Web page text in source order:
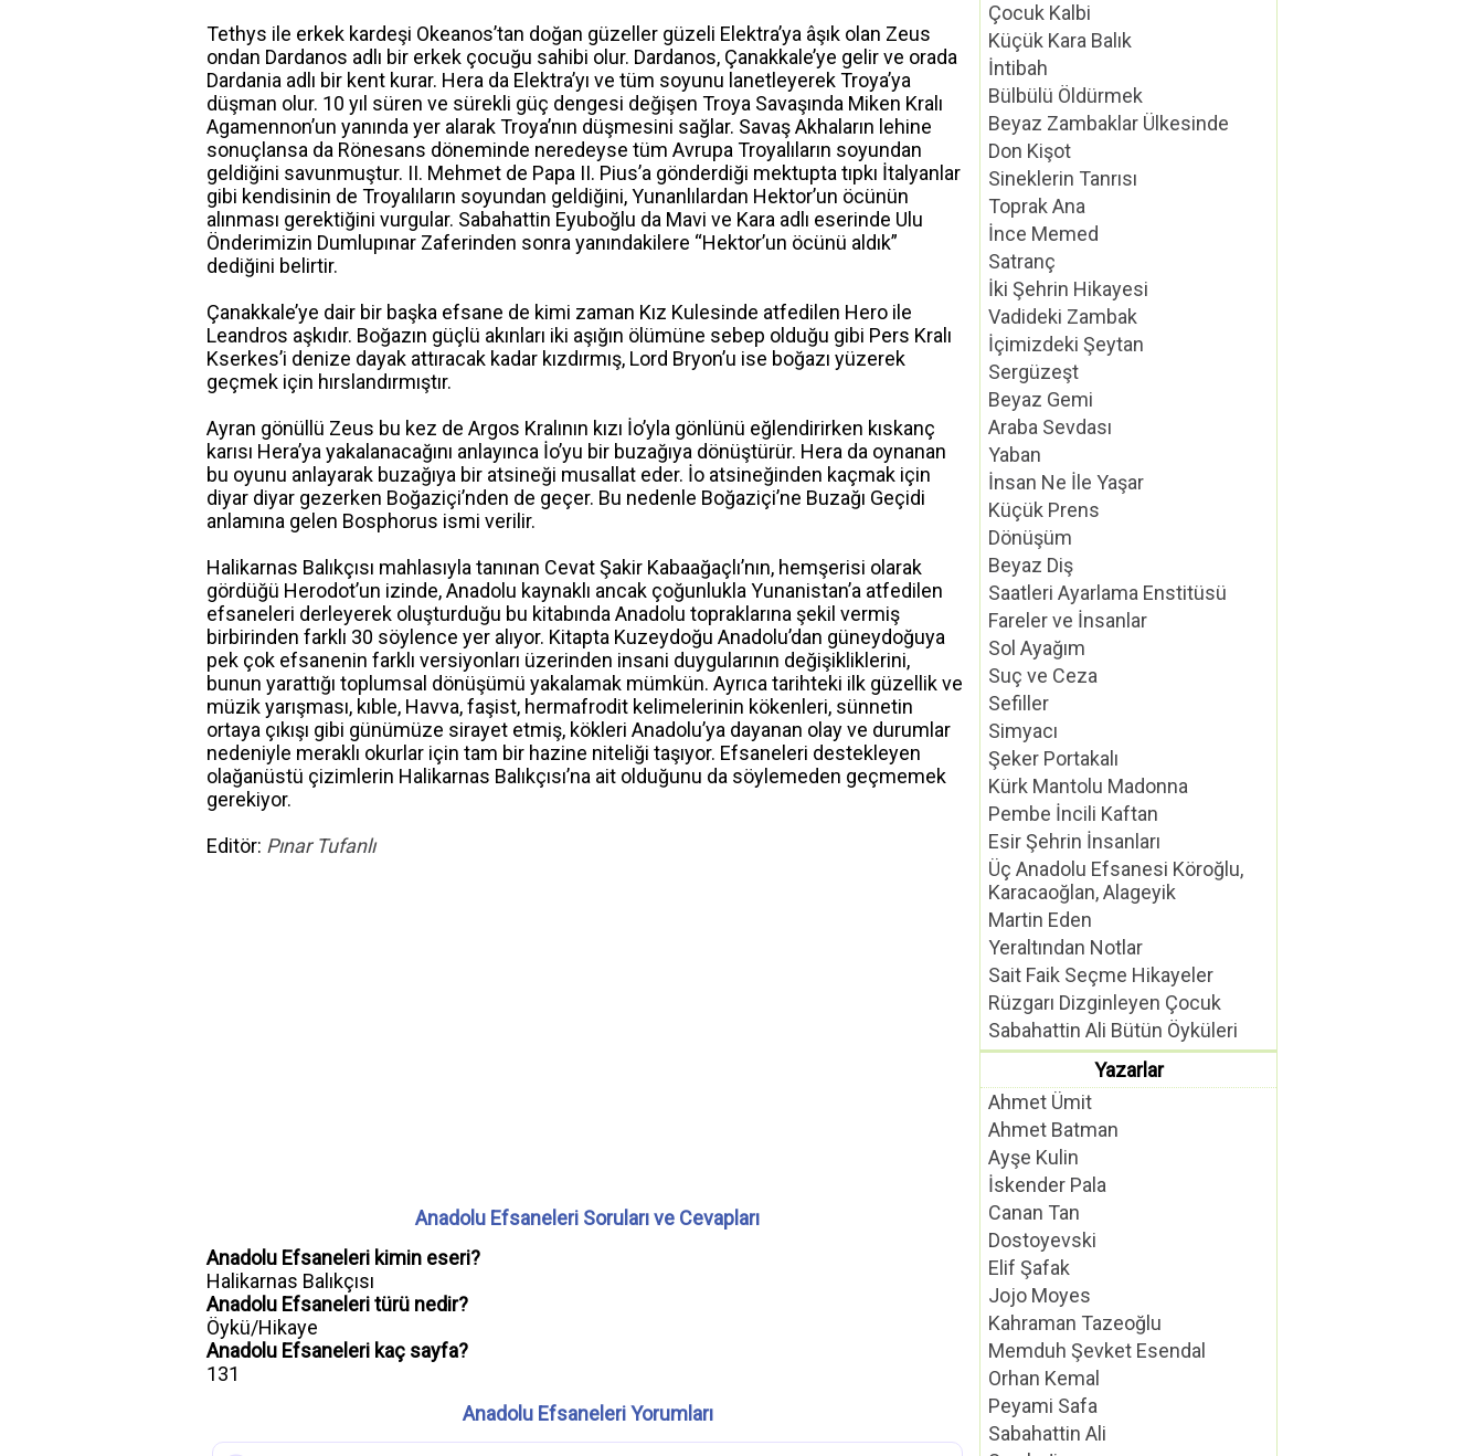
Tethys ile erkek kardeşi Okeanos’tan doğan güzeller güzeli Elektra’ya âşık olan Zeus
ondan Dardanos adlı bir erkek çocuğu sahibi olur. Dardanos, Çanakkale’ye gelir ve orada
Dardania adlı bir kent kurar. Hera da Elektra’yı ve tüm soyunu lanetleyerek Troya’ya
düşman olur. 10 yıl süren ve sürekli güç dengesi değişen Troya Savaşında Miken Kralı
Agamennon’un yanında yer alarak Troya’nın düşmesini sağlar. Savaş Akhaların lehine
sonuçlansa da Rönesans döneminde neredeyse tüm Avrupa Troyalıların soyundan
geldiğini savunmuştur. II. Mehmet de Papa II. Pius’a gönderdiği mektupta tıpkı İtalyanlar
gibi kendisinin de Troyalıların soyundan geldiğini, Yunanlılardan Hektor’un öcünün
alınması gerektiğini vurgular. Sabahattin Eyuboğlu da Mavi ve Kara adlı eserinde Ulu
Önderimizin Dumlupınar Zaferinden sonra yanındakilere “Hektor’un öcünü aldık”
dediğini belirtir.
Çanakkale’ye dair bir başka efsane de kimi zaman Kız Kulesinde atfedilen Hero ile
Leandros aşkıdır. Boğazın güçlü akınları iki aşığın ölümüne sebep olduğu gibi Pers Kralı
Kserkes’i denize dayak attıracak kadar kızdırmış, Lord Bryon’u ise boğazı yüzerek
geçmek için hırslandırmıştır.
Ayran gönüllü Zeus bu kez de Argos Kralının kızı İo’yla gönlünü eğlendirirken kıskanç
karısı Hera’ya yakalanacağını anlayınca İo’yu bir buzağıya dönüştürür. Hera da oynanan
bu oyunu anlayarak buzağıya bir atsineği musallat eder. İo atsineğinden kaçmak için
diyar diyar gezerken Boğaziçi’nden de geçer. Bu nedenle Boğaziçi’ne Buzağı Geçidi
anlamına gelen Bosphorus ismi verilir.
Halikarnas Balıkçısı mahlasıyla tanınan Cevat Şakir Kabaağaçlı’nın, hemşerisi olarak
gördüğü Herodot’un izinde, Anadolu kaynaklı ancak çoğunlukla Yunanistan’a atfedilen
efsaneleri derleyerek oluşturduğu bu kitabında Anadolu topraklarına şekil vermiş
birbirinden farklı 30 söylence yer alıyor. Kitapta Kuzeydoğu Anadolu’dan güneydoğuya
pek çok efsanenin farklı versiyonları üzerinden insani duygularının değişikliklerini,
bunun yarattığı toplumsal dönüşümü yakalamak mümkün. Ayrıca tarihteki ilk güzellik ve
müzik yarışması, kıble, Havva, faşist, hermafrodit kelimelerinin kökenleri, sünnetin
ortaya çıkışı gibi günümüze sirayet etmiş, kökleri Anadolu’ya dayanan olay ve durumlar
nedeniyle meraklı okurlar için tam bir hazine niteliği taşıyor. Efsaneleri destekleyen
olağanüstü çizimlerin Halikarnas Balıkçısı’na ait olduğunu da söylemeden geçmemek
gerekiyor.
Editör: Pınar Tufanlı
Anadolu Efsaneleri Soruları ve Cevapları
Anadolu Efsaneleri kimin eseri?
Halikarnas Balıkçısı
Anadolu Efsaneleri türü nedir?
Öykü/Hikaye
Anadolu Efsaneleri kaç sayfa?
131
Anadolu Efsaneleri Yorumları
Çocuk Kalbi
Küçük Kara Balık
İntibah
Bülbülü Öldürmek
Beyaz Zambaklar Ülkesinde
Don Kişot
Sineklerin Tanrısı
Toprak Ana
İnce Memed
Satranç
İki Şehrin Hikayesi
Vadideki Zambak
İçimizdeki Şeytan
Sergüzeşt
Beyaz Gemi
Araba Sevdası
Yaban
İnsan Ne İle Yaşar
Küçük Prens
Dönüşüm
Beyaz Diş
Saatleri Ayarlama Enstitüsü
Fareler ve İnsanlar
Sol Ayağım
Suç ve Ceza
Sefiller
Simyacı
Şeker Portakalı
Kürk Mantolu Madonna
Pembe İncili Kaftan
Esir Şehrin İnsanları
Üç Anadolu Efsanesi Köroğlu,
Karacaoğlan, Alageyik
Martin Eden
Yeraltından Notlar
Sait Faik Seçme Hikayeler
Rüzgarı Dizginleyen Çocuk
Sabahattin Ali Bütün Öyküleri
Yazarlar
Ahmet Ümit
Ahmet Batman
Ayşe Kulin
İskender Pala
Canan Tan
Dostoyevski
Elif Şafak
Jojo Moyes
Kahraman Tazeoğlu
Memduh Şevket Esendal
Orhan Kemal
Peyami Safa
Sabahattin Ali